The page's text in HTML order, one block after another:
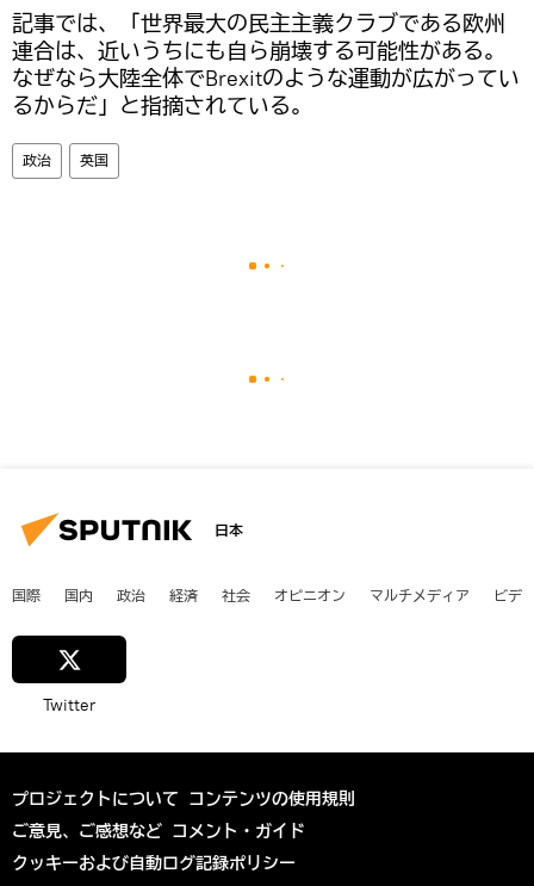
記事では、「世界最大の民主主義クラブである欧州
連合は、近いうちにも自ら崩壊する可能性がある。
なぜなら大陸全体でBrexitのような運動が広がってい
るからだ」と指摘されている。
政治 英国
日本
国際 国内 政治 経済 社会 オピニオン マルチメディア ビデ
Twitter
プロジェクトについて コンテンツの使用規則
ご意見、ご感想など コメント・ガイド
クッキーおよび自動ログ記録ポリシー